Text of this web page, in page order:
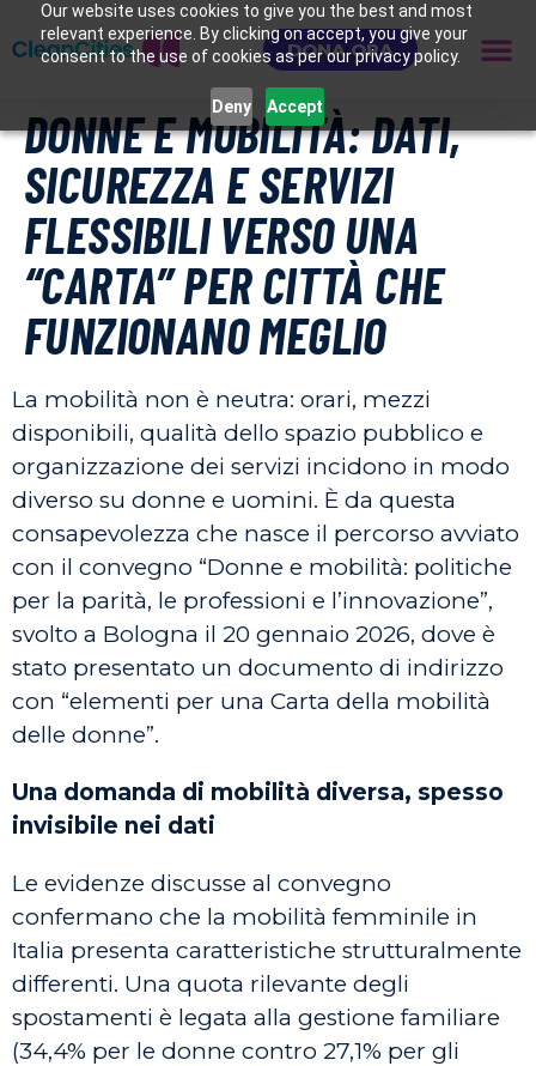
Our website uses cookies to give you the best and most
relevant experience. By clicking on accept, you give your
consent to the use of cookies as per our privacy policy.
Deny Accept
DONA ORA
DONNE E MOBILITÀ: DATI,
SICUREZZA E SERVIZI
FLESSIBILI VERSO UNA
“CARTA” PER CITTÀ CHE
FUNZIONANO MEGLIO
La mobilità non è neutra: orari, mezzi
disponibili, qualità dello spazio pubblico e
organizzazione dei servizi incidono in modo
diverso su donne e uomini. È da questa
consapevolezza che nasce il percorso avviato
con il convegno “Donne e mobilità: politiche
per la parità, le professioni e l’innovazione”,
svolto a Bologna il 20 gennaio 2026, dove è
stato presentato un documento di indirizzo
con “elementi per una Carta della mobilità
delle donne”.
Una domanda di mobilità diversa, spesso
invisibile nei dati
Le evidenze discusse al convegno
confermano che la mobilità femminile in
Italia presenta caratteristiche strutturalmente
differenti. Una quota rilevante degli
spostamenti è legata alla gestione familiare
(34,4% per le donne contro 27,1% per gli